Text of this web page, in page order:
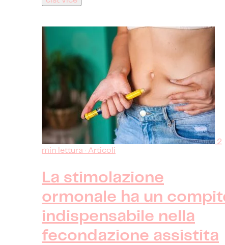
2
min lettura · Articoli
La stimolazione
ormonale ha un
indispensabile nella
fecondazione assistita